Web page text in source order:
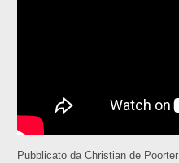
Pubblicato da Christian de Poorter